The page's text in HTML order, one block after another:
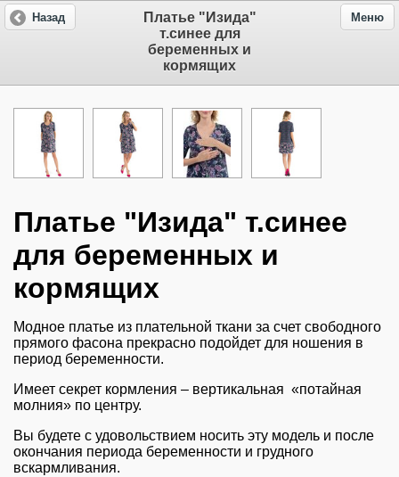
Платье "Изида"
т.синее для
беременных и
кормящих
Назад Меню
Платье "Изида" т.синее
для беременных и
кормящих
Модное платье из плательной ткани за счет свободного
прямого фасона прекрасно подойдет для ношения в
период беременности.
Имеет секрет кормления – вертикальная «потайная
молния» по центру.
Вы будете с удовольствием носить эту модель и после
окончания периода беременности и грудного
вскармливания.